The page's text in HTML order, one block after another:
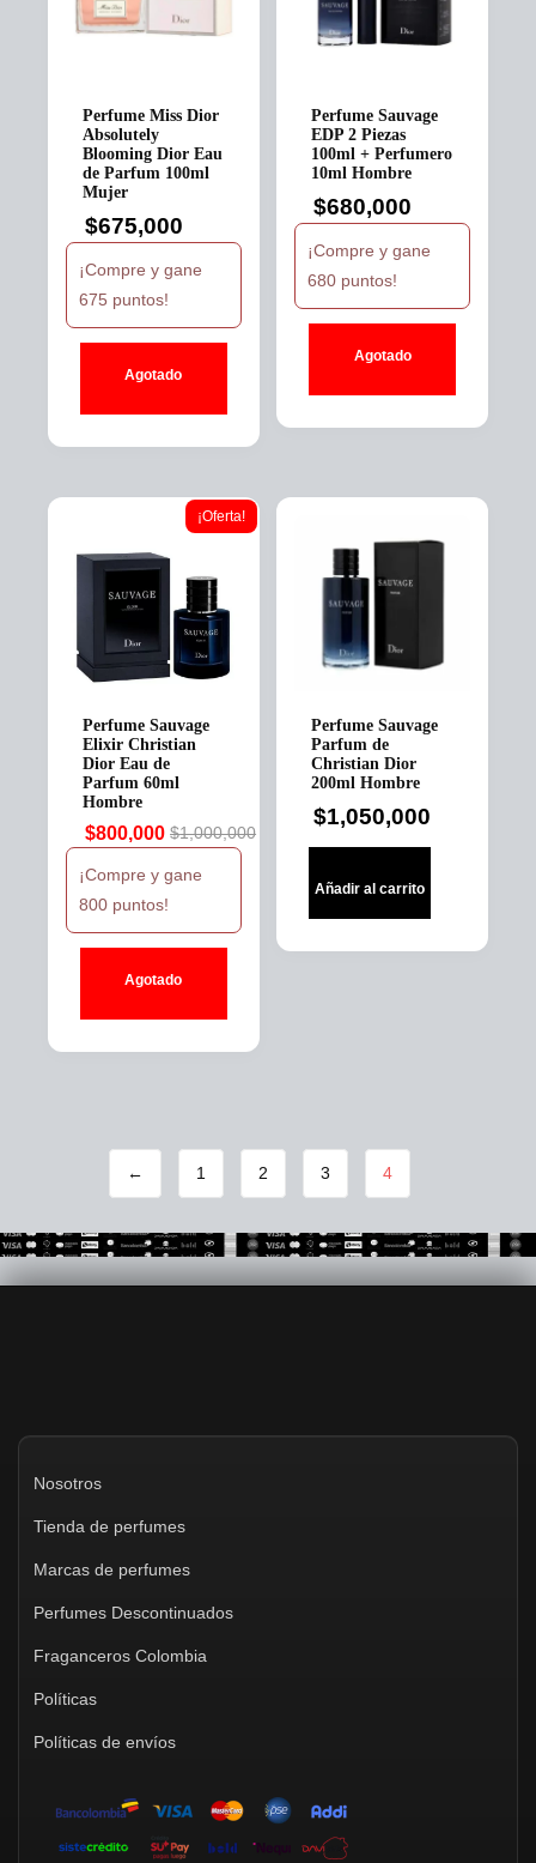
Perfume Miss Dior
Absolutely
Blooming Dior Eau
de Parfum 100ml
Mujer
$675,000
¡Compre y gane
675 puntos!
Agotado
Perfume Sauvage
EDP 2 Piezas
100ml + Perfumero
10ml Hombre
$680,000
¡Compre y gane
680 puntos!
Agotado
¡Oferta!
Perfume Sauvage
Elixir Christian
Dior Eau de
Parfum 60ml
Hombre
$1,000,000
Original
price
was:
$800,000
Current
price
is:
¡Compre y gane
800 puntos!
Agotado
Perfume Sauvage
Parfum de
Christian Dior
200ml Hombre
$1,050,000
Añadir al carrito
← 1 2 3 4
Nosotros
Tienda de perfumes
Marcas de perfumes
Perfumes Descontinuados
Fraganceros Colombia
Políticas
Políticas de envíos